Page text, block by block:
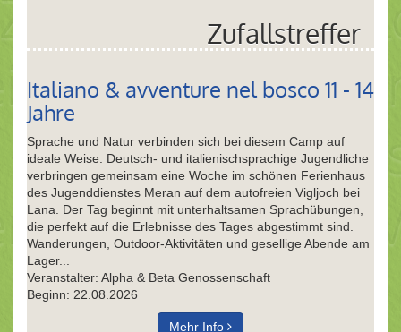
Zufallstreffer
Italiano & avventure nel bosco 11 - 14
Jahre
Sprache und Natur verbinden sich bei diesem Camp auf
ideale Weise. Deutsch- und italienischsprachige Jugendliche
verbringen gemeinsam eine Woche im schönen Ferienhaus
des Jugenddienstes Meran auf dem autofreien Vigljoch bei
Lana. Der Tag beginnt mit unterhaltsamen Sprachübungen,
die perfekt auf die Erlebnisse des Tages abgestimmt sind.
Wanderungen, Outdoor-Aktivitäten und gesellige Abende am
Lager...
Veranstalter: Alpha & Beta Genossenschaft
Beginn: 22.08.2026
Mehr Info